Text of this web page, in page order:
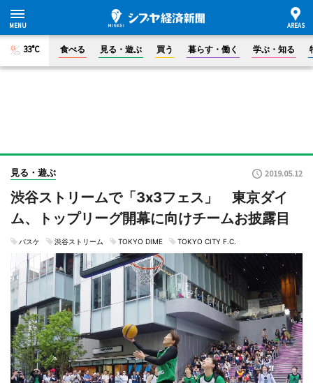
33°C 食べる 見る・遊ぶ 買う 暮らす・働く 学ぶ・知る
見る・遊ぶ 2019.05.12
渋谷ストリームで「3x3フェス」 東京ダイ
ム、トップリーグ開幕に向けチームお披露目
バスケ 渋谷ストリーム TOKYO DIME TOKYO CITY F.C.